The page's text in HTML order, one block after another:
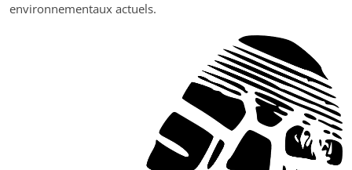
environnementaux actuels.